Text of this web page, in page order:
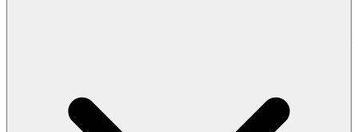
び場を構築するので、あなたは自分の遺産を築くことに集中
し、あなたの成果が本当にあなた自身のものだと信頼できま